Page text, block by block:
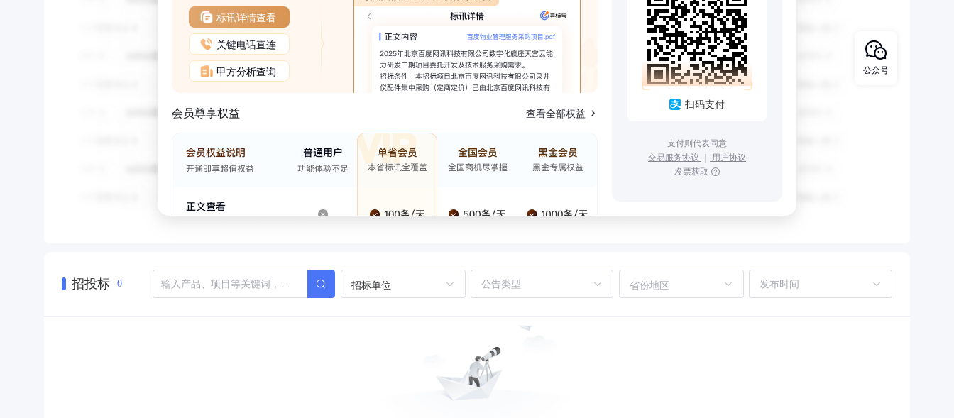
标讯详情查看
关键电话直连
甲方分析查询
会员尊享权益 查看全部权益
扫码支付
支付则代表同意
交易服务协议 ｜ 用户协议
发票获取
招投标 0 招标单位 省份地区
公众号